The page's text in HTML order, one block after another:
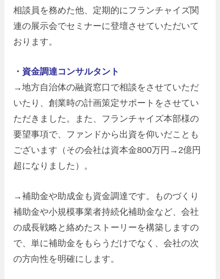
相談員を務めた他、定期的にフランチャイズ関
連の展示会でセミナーに登壇させていただいて
おります。
・資金調達コンサルタント
→地方自治体の融資窓口で相談をさせていただ
いたり、創業時の計画策定サポートをさせてい
ただきました。また、フランチャイズ本部様の
要望事項で、ファンドから出資を仰いだことも
ございます（その会社は資本金800万円→2億円
超になりました）。
→補助金や助成金も資金調達です。ものづくり
補助金や小規模事業者持続化補助金など、会社
の成長戦略と絡めたストーリーを構築しますの
で、単に補助金をもらうだけでなく、会社の次
の方向性を明確にします。